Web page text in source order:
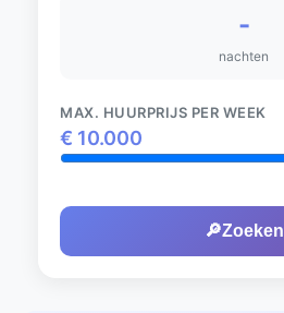
-
nachten
MAX. HUURPRIJS PER WEEK
€ 10.000
🔎Zoeken